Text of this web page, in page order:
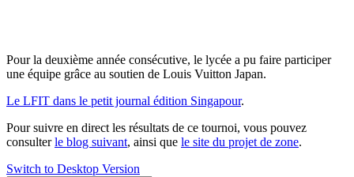
Pour la deuxième année consécutive, le lycée a pu faire participer
une équipe grâce au soutien de Louis Vuitton Japan.
Le LFIT dans le petit journal édition Singapour.
Pour suivre en direct les résultats de ce tournoi, vous pouvez
consulterle blog suivant, ainsi que le site du projet de zone.
Switch to Desktop Version